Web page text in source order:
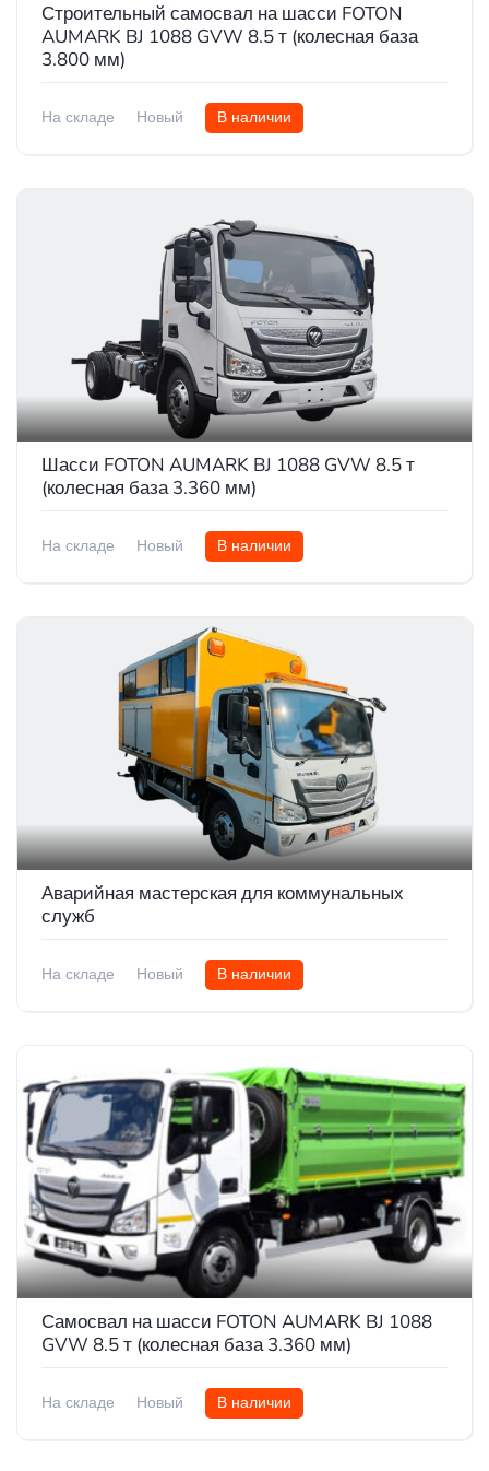
Строительный самосвал на шасси FOTON
AUMARK BJ 1088 GVW 8.5 т (колесная база
3.800 мм)
На складе Новый В наличии
Шасси FOTON AUMARK BJ 1088 GVW 8.5 т
(колесная база 3.360 мм)
На складе Новый В наличии
Аварийная мастерская для коммунальных
служб
На складе Новый В наличии
Самосвал на шасси FOTON AUMARK BJ 1088
GVW 8.5 т (колесная база 3.360 мм)
На складе Новый В наличии